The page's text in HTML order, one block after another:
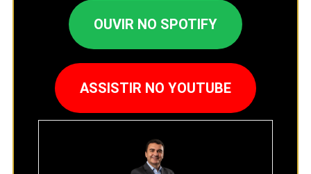
OUVIR NO SPOTIFY
ASSISTIR NO YOUTUBE